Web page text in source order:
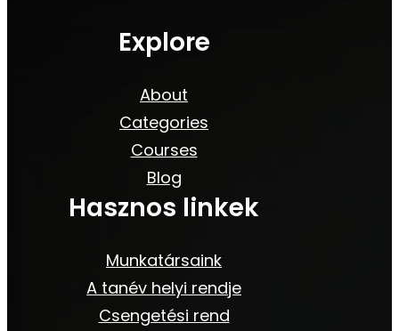
Explore
About
Categories
Courses
Blog
Hasznos linkek
Munkatársaink
A tanév helyi rendje
Csengetési rend